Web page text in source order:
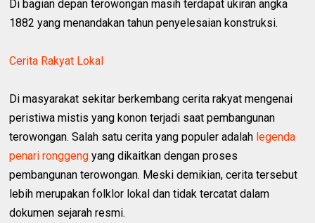
Di bagian depan terowongan masih terdapat ukiran angka
1882 yang menandakan tahun penyelesaian konstruksi.
Cerita Rakyat Lokal
Di masyarakat sekitar berkembang cerita rakyat mengenai
peristiwa mistis yang konon terjadi saat pembangunan
terowongan. Salah satu cerita yang populer adalah legenda
penari ronggeng yang dikaitkan dengan proses
pembangunan terowongan. Meski demikian, cerita tersebut
lebih merupakan folklor lokal dan tidak tercatat dalam
dokumen sejarah resmi.